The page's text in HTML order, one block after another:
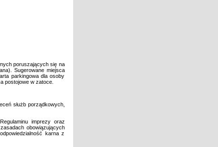
poruszających się na
Sugerowane miejsca
parkingowa dla osoby
postojowe w zatoce.
służb porządkowych,
imprezy oraz
obowiązujących
karna z